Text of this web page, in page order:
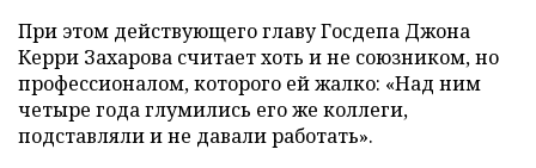
При этом действующего главу Госдепа Джона
Керри Захарова считает хоть и не союзником, но
профессионалом, которого ей жалко: «Над ним
четыре года глумились его же коллеги,
подставляли и не давали работать».